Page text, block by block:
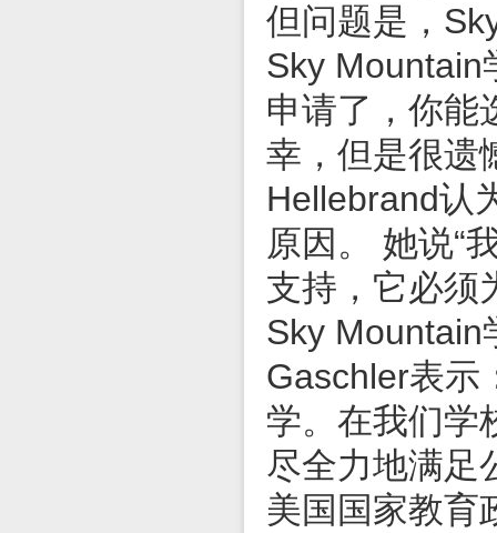
但问题是，
Sky Mountain
申请了，你能
幸，但是很遗
Hellebrand认
原因。 她说“
支持，它必须
Sky Mountain
Gaschler表示
学。在我们学
尽全力地满足
美国国家教育